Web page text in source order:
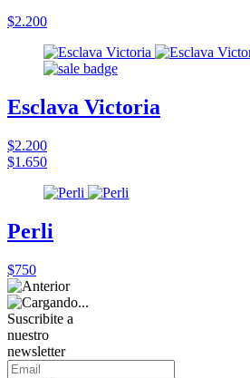
$2.200
Esclava Victoria
$2.200
$1.650
Perli
$750
Suscribite a
nuestro
newsletter